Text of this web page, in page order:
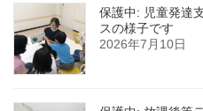
保護中: 児童発達
スの様子です
2026年7月10日